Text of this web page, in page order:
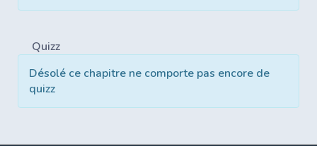
Quizz
Désolé ce chapitre ne comporte pas encore de
quizz